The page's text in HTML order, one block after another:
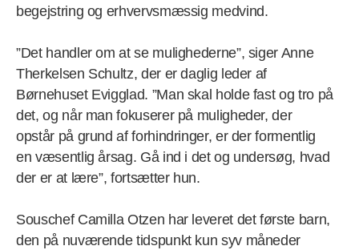
begejstring og erhvervsmæssig medvind.
”Det handler om at se mulighederne”, siger Anne
Therkelsen Schultz, der er daglig leder af
Børnehuset Evigglad. ”Man skal holde fast og tro på
det, og når man fokuserer på muligheder, der
opstår på grund af forhindringer, er der formentlig
en væsentlig årsag. Gå ind i det og undersøg, hvad
der er at lære”, fortsætter hun.
Souschef Camilla Otzen har leveret det første barn,
den på nuværende tidspunkt kun syv måneder